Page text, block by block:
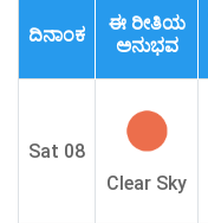
ದಿನಾಂಕ
ಈ ರೀತಿಯ
ಅನುಭವ
Sat 08
Clear Sky